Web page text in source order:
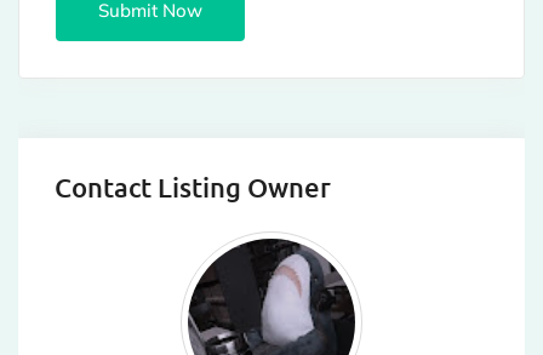
Contact Listing Owner